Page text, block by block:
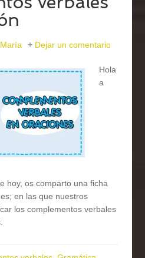
María Dejar un comentario
Hola
a
hoy, os comparto una ficha
en las que nuestros
los complementos verbales